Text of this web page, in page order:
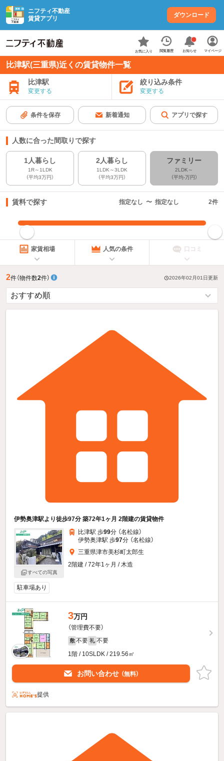
ニフティ不動産
賃貸アプリ
ダウンロード
お気に入り 閲覧履歴 お知らせ マイページ
比津駅(三重県)近くの賃貸物件一覧
比津駅
変更する
絞り込み条件
変更する
条件を保存 新着通知 アプリで探す
人数に合った間取りで探す
1人暮らし
1R～1LDK
（平均3万円）
2人暮らし
1LDK～3LDK
（平均3万円）
ファミリー
2LDK～
（平均-万円）
賃料で探す 指定なし 〜 指定なし 2件
指定した賃料で絞り込む
家賃相場 人気の条件 口コミ
2件（物件数2件） 2026年02月01日更新
伊勢奥津駅より徒歩97分 築72年1ヶ月 2階建の賃貸物件
すべての写真
比津駅 歩99分 （名松線）
伊勢奥津駅 歩97分 （名松線）
三重県津市美杉町太郎生
2階建 / 72年1ヶ月 / 木造
駐車場あり
3万円
（管理費不要）
敷 不要 礼 不要
1階 / 10SLDK / 219.56㎡
お問い合わせ （無料）
提供